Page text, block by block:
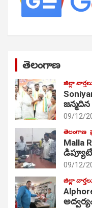
తెలంగాణ
జిల్లా
జ‌న్మ‌దిన
09/12/
తెలంగాణ
Malla
09/12/
జిల్లా